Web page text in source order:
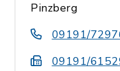
Pinzberg
09191/
09191/